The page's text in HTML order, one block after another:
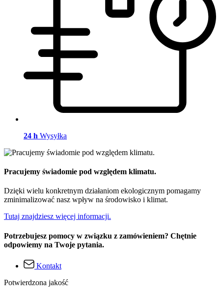
24 h Wysyłka
Pracujemy świadomie pod względem klimatu.
Dzięki wielu konkretnym działaniom ekologicznym pomagamy
zminimalizować nasz wpływ na środowisko i klimat.
Tutaj znajdziesz więcej informacji.
Potrzebujesz pomocy w związku z zamówieniem? Chętnie
odpowiemy na Twoje pytania.
Kontakt
Potwierdzona jakość